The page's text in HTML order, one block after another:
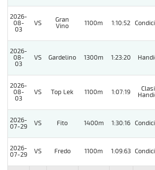
2026-
08-
03
VS
Gran
Vino
1100m 1:10:52
2026-
08-
03
VS Gardelino 1300m 1:23:20
2026-
08-
03
VS Top Lek 1100m 1:07:19
2026-
07-29
VS Fito 1400m 1:30:16
2026-
07-29
VS Fredo 1100m 1:09:63